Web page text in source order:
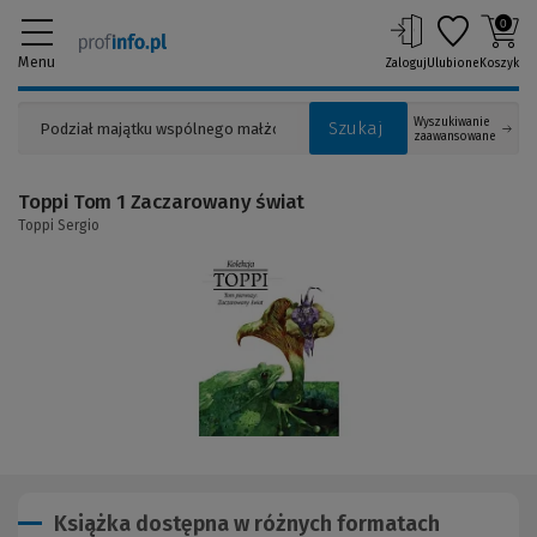
Menu
Szukaj
Wyszukiwanie
zaawansowane
ZalogujUlubione
0
Koszyk
Toppi Tom 1 Zaczarowany świat
Toppi Sergio
Książka dostępna w różnych formatach